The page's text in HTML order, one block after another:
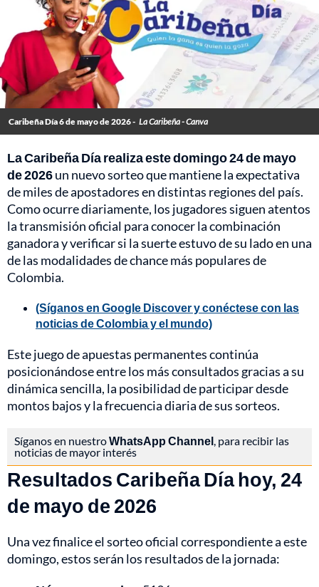
Caribeña Día 6 de mayo de 2026 - La Caribeña - Canva
La Caribeña Día realiza este domingo 24 de mayo
de 2026un nuevo sorteo que mantiene la expectativa
de miles de apostadores en distintas regiones del país.
Como ocurre diariamente, los jugadores siguen atentos
la transmisión oficial para conocer la combinación
ganadora y verificar si la suerte estuvo de su lado en una
de las modalidades de chance más populares de
Colombia.
(Síganos en Google Discover y conéctese con las
noticias de Colombia y el mundo)
Este juego de apuestas permanentes continúa
posicionándose entre los más consultados gracias a su
dinámica sencilla, la posibilidad de participar desde
montos bajos y la frecuencia diaria de sus sorteos.
Síganos en nuestroWhatsApp Channel, para recibir las
noticias de mayor interés
Resultados Caribeña Día hoy, 24
de mayo de 2026
Una vez finalice el sorteo oficial correspondiente a este
domingo, estos serán los resultados de la jornada: